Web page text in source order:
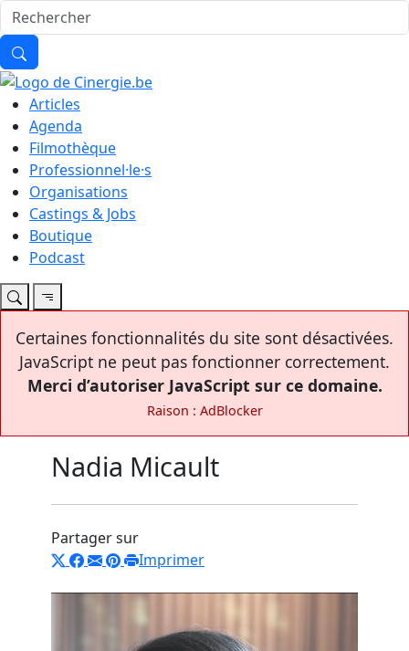
Articles
Agenda
Filmothèque
Professionnel·le·s
Organisations
Castings & Jobs
Boutique
Podcast
Certaines fonctionnalités du site sont désactivées.
JavaScript ne peut pas fonctionner correctement.
Merci d’autoriser JavaScript sur ce domaine.
Raison : AdBlocker
Nadia Micault
Partager sur
Imprimer